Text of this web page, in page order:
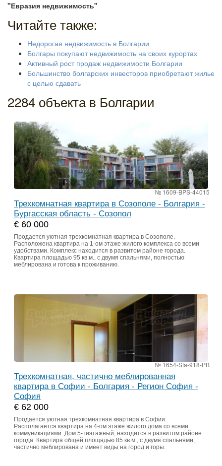
"Евразия недвижимость"
Читайте также:
Недорогая недвижимость в Болгарии
Болгары покупают недвижимость на своих курортах
Активный рост продаж недвижимости Болгарии
Большинство болгарских инвесторов приобретают жилье
с целью сдавать
2284 объекта в Болгарии
№ 1609-BPS-44015
Трехкомнатная квартира в Созополе - Болгария -
Бургасская область - Созопол
€ 60 000
Продается уютная трехкомнатная квартира в Созополе.
Расположена квартира на 1-ом этаже жилого комплекса со всеми
удобствами. Комплекс находится в развитом районе города.
Квартира площадью 95 кв.м., с двумя спальнями, полностью
меблирована и готова к проживанию.
№ 1654-Sfa-918-PB
Трехкомнатная, частично меблированная
квартира в Софии - Болгария - Регион София -
София
€ 62 000
Продается уютная трехкомнатная квартира в Софии.
Располагается квартира на 4-ом этаже жилого дома со всеми
коммуникациями. Дом 5-тиэтажный, находится в развитом районе
города. Квартира общей площадью 85 кв.м., с двумя спальнями,
частично меблирована и имеет виды на город и горы.